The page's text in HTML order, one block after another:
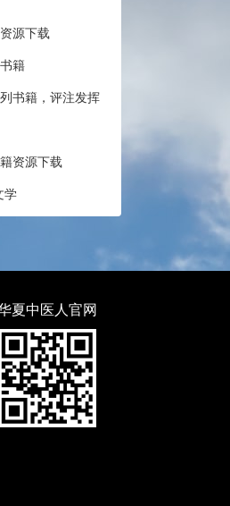
源下载
籍
书籍，评注发挥
资源下载
学
夏中医人官网